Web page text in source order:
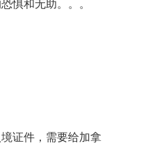
惧和无助。。。
证件，需要给加拿